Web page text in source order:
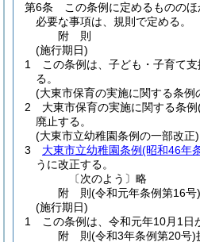
第6条
この条例に定めるものの
必要な事項は、規則で定める。
附 則
(施行期日)
1
この条例は、子ども・子育て
る。
(大東市保育の実施に関する条例
2
大東市保育の実施に関する条例
廃止する。
(大東市立幼稚園条例の一部改正)
3
大東市立幼稚園条例(昭和46年
うに改正する。
〔次のよう〕略
附 則(令和元年条例第16号
(施行期日)
1
この条例は、令和元年10月1日
附 則(令和3年条例第20号)